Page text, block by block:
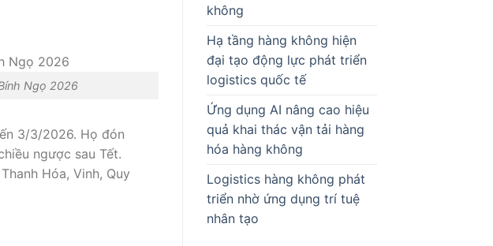
Ngọ 2026
3/3/2026. Họ đón
ngược sau Tết.
Hóa, Vinh, Quy
không
Hạ tầng hàng không hiện
đại tạo động lực phát triển
logistics quốc tế
Ứng dụng AI nâng cao hiệu
quả khai thác vận tải hàng
hóa hàng không
Logistics hàng không phát
triển nhờ ứng dụng trí tuệ
nhân tạo